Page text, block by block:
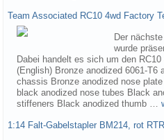
Team Associated RC10 4wd Factory
Der
wurde
Dabei handelt es sich um den
(English) Bronze anodized 6061-T6
chassis Bronze anodized nose
black anodized nose tubes Black
stiffeners Black anodized thumb …
1:14 Falt-Gabelstapler BM214, rot